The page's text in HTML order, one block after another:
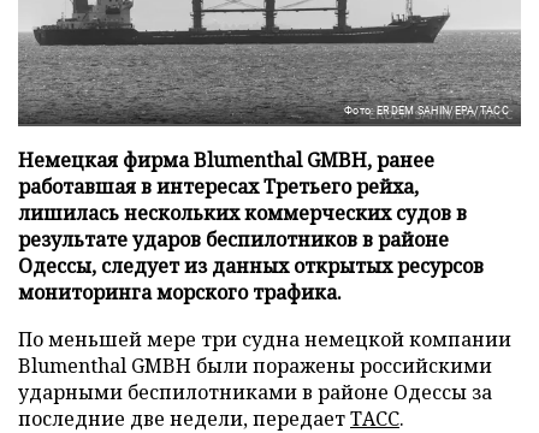
Фото: ERDEM SAHIN/EPA/ТАСС
Немецкая фирма Blumenthal GMBH, ранее
работавшая в интересах Третьего рейха,
лишилась нескольких коммерческих судов в
результате ударов беспилотников в районе
Одессы, следует из данных открытых ресурсов
мониторинга морского трафика.
По меньшей мере три судна немецкой компании
Blumenthal GMBH были поражены российскими
ударными беспилотниками в районе Одессы за
последние две недели, передаетТАСС.